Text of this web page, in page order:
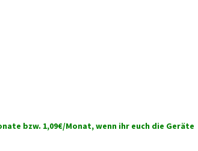
bzw. 1,09€/Monat, wenn ihr euch die Geräte